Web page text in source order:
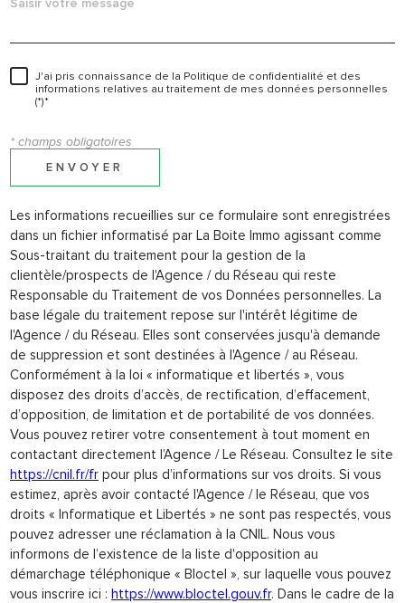
J'ai pris connaissance de la Politique de confidentialité et des
informations relatives au traitement de mes données personnelles
(*)*
* champs obligatoires
ENVOYER
Les informations recueillies sur ce formulaire sont enregistrées
dans un fichier informatisé par La Boite Immo agissant comme
Sous-traitant du traitement pour la gestion de la
clientèle/prospects de l'Agence / du Réseau qui reste
Responsable du Traitement de vos Données personnelles. La
base légale du traitement repose sur l'intérêt légitime de
l'Agence / du Réseau. Elles sont conservées jusqu'à demande
de suppression et sont destinées à l'Agence / au Réseau.
Conformément à la loi « informatique et libertés », vous
disposez des droits d’accès, de rectification, d’effacement,
d’opposition, de limitation et de portabilité de vos données.
Vous pouvez retirer votre consentement à tout moment en
contactant directement l’Agence / Le Réseau. Consultez le site
https://cnil.fr/fr pour plus d’informations sur vos droits. Si vous
estimez, après avoir contacté l'Agence / le Réseau, que vos
droits « Informatique et Libertés » ne sont pas respectés, vous
pouvez adresser une réclamation à la CNIL. Nous vous
informons de l’existence de la liste d'opposition au
démarchage téléphonique « Bloctel », sur laquelle vous pouvez
vous inscrire ici : https://www.bloctel.gouv.fr. Dans le cadre de la